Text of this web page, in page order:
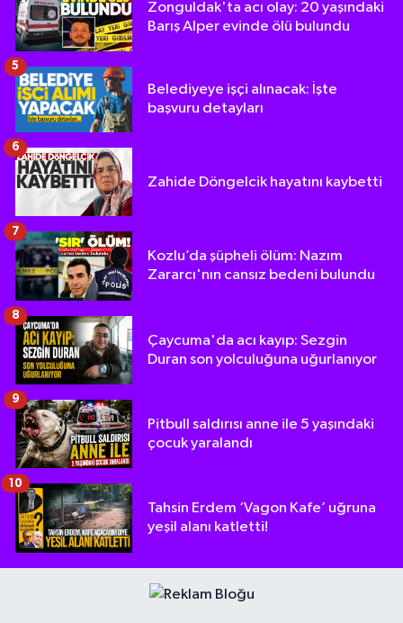
Zonguldak'ta acı olay: 20 yaşındaki
Barış Alper evinde ölü bulundu
Belediyeye işçi alınacak: İşte
başvuru detayları
5
Zahide Döngelcik hayatını kaybetti
6
Kozlu’da şüpheli ölüm: Nazım
Zararcı'nın cansız bedeni bulundu
7
Çaycuma'da acı kayıp: Sezgin
Duran son yolculuğuna uğurlanıyor
8
Pitbull saldırısı anne ile 5 yaşındaki
çocuk yaralandı
9
Tahsin Erdem ‘Vagon Kafe’ uğruna
yeşil alanı katletti!
10